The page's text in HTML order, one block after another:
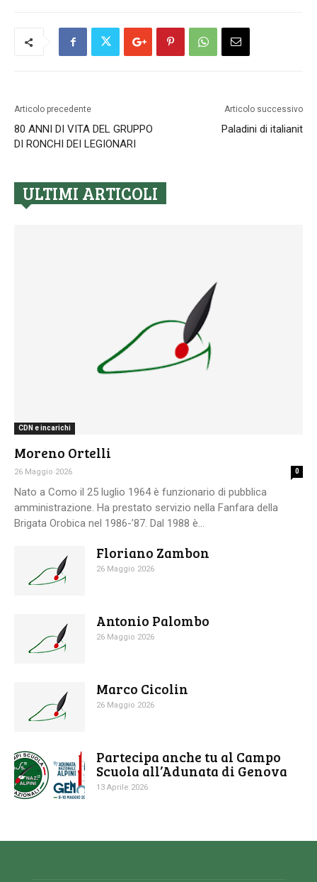
Articolo precedente
80 ANNI DI VITA DEL GRUPPO
DI RONCHI DEI LEGIONARI
Articolo successivo
Paladini di italianit
ULTIMI ARTICOLI
CDN e incarichi
Moreno Ortelli
26 Maggio 2026 0
Nato a Como il 25 luglio 1964 è funzionario di pubblica
amministrazione. Ha prestato servizio nella Fanfara della
Brigata Orobica nel 1986-’87. Dal 1988 è...
Floriano Zambon
26 Maggio 2026
Antonio Palombo
26 Maggio 2026
Marco Cicolin
26 Maggio 2026
Partecipa anche tu al Campo
Scuola all’Adunata di Genova
13 Aprile 2026